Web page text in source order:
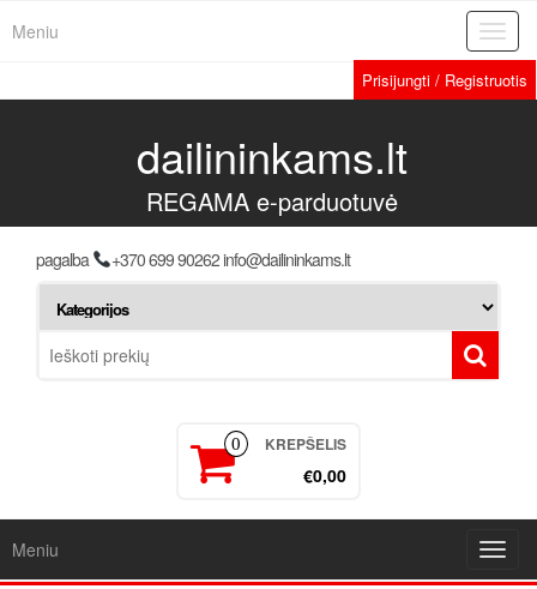
Meniu
Prisijungti / Registruotis
dailininkams.lt
REGAMA e-parduotuvė
pagalba +370 699 90262 info@dailininkams.lt
0 KREPŠELIS
€0,00
Meniu